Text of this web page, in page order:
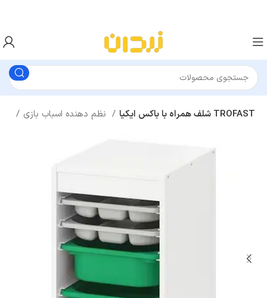
شلف همراه با باکس ایکیا TROFAST